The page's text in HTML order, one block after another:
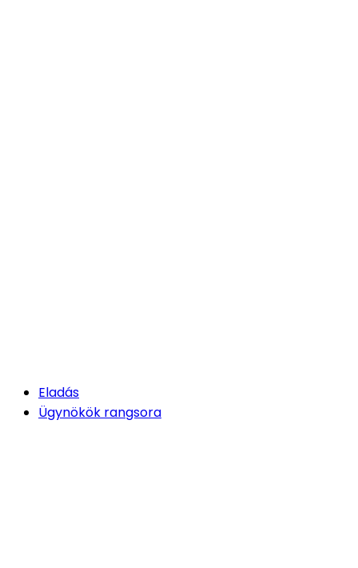
Eladás
Ügynökök rangsora